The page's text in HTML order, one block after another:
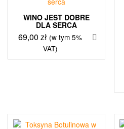
WINO JEST DOBRE
DLA SERCA
69,00zł (w tym 5%
VAT)